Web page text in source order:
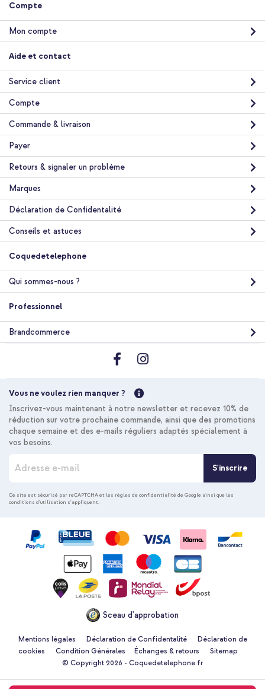
Acheter
Livraison
gratuite
Compte
Mon compte
Aide et contact
Service client
Compte
Commande & livraison
Payer
Retours & signaler un problème
Marques
Déclaration de Confidentalité
Conseils et astuces
Coquedetelephone
Qui sommes-nous ?
Professionnel
Brandcommerce
Vous ne voulez rien manquer ?
Inscrivez-vous maintenant à notre newsletter et recevez 10% de
réduction sur votre prochaine commande, ainsi que des promotions
chaque semaine et des e-mails réguliers adaptés spécialement à
vos besoins.
c
r
s
S'inscrire
Ce site est sécurisé par reCAPTCHA et les règles de confidentialité de Google ainsi que les
conditions d'utilisation s'appliquent.
Sceau d'approbation
Mentions légales Déclaration de Confidentalité
Déclaration de
cookies
Condition Générales Échanges & retours
Sitemap
© Copyright 2026 - Coquedetelephone.fr